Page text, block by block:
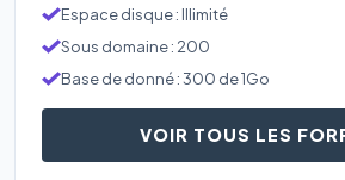
Espace disque : Illimité
Sous domaine : 200
Base de donné : 300 de 1Go
VOIR TOUS LES